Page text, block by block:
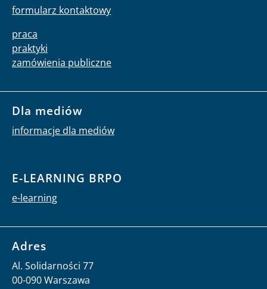
formularz kontaktowy
praca
praktyki
zamówienia publiczne
Dla mediów
informacje dla mediów
E-LEARNING BRPO
e-learning
Adres
Al. Solidarności 77
00-090 Warszawa